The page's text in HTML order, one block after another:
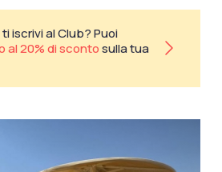
iscrivi al Club? Puoi
al 20% di scontosulla tua